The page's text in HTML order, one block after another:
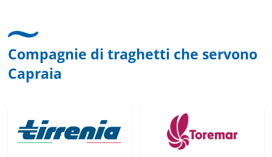
Compagnie di traghetti che servono
Capraia